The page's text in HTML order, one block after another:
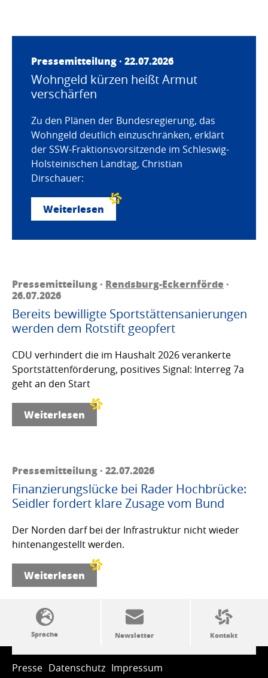
Pressemitteilung · 22.07.2026
Wohngeld kürzen heißt Armut
verschärfen
Zu den Plänen der Bundesregierung, das
Wohngeld deutlich einzuschränken, erklärt
der SSW-Fraktionsvorsitzende im Schleswig-
Holsteinischen Landtag, Christian
Dirschauer:
Weiterlesen
Pressemitteilung · Rendsburg-Eckernförde·
26.07.2026
Bereits bewilligte Sportstättensanierungen
werden dem Rotstift geopfert
CDU verhindert die im Haushalt 2026 verankerte
Sportstättenförderung, positives Signal: Interreg 7a
geht an den Start
Weiterlesen
Pressemitteilung · 22.07.2026
Finanzierungslücke bei Rader Hochbrücke:
Seidler fordert klare Zusage vom Bund
Der Norden darf bei der Infrastruktur nicht wieder
hintenangestellt werden.
Weiterlesen
SSW-Politik von A bis Z
Presse Datenschutz Impressum